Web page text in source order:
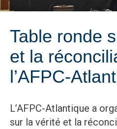
Table ronde
et la
l’AFPC-
L’AFPC-Atlantique a
sur la vérité et la